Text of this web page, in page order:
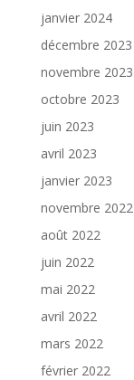
janvier 2024
décembre 2023
novembre 2023
octobre 2023
juin 2023
avril 2023
janvier 2023
novembre 2022
août 2022
juin 2022
mai 2022
avril 2022
mars 2022
février 2022